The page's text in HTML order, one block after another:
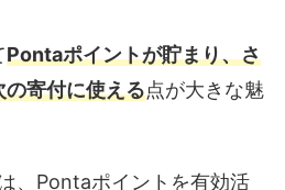
Pontaポイントが貯まり、さ
寄付に使える点が大きな魅
、Pontaポイントを有効活